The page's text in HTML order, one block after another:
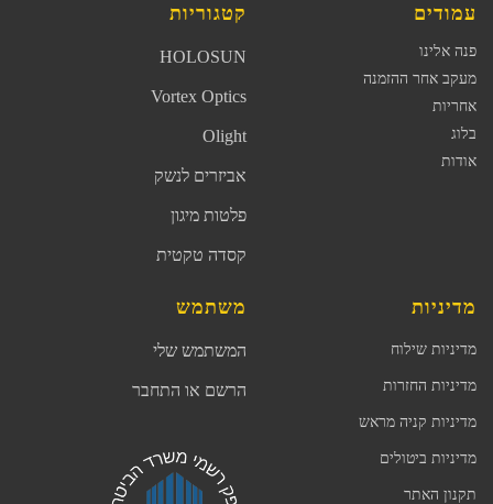
עמודים
פנה אלינו
מעקב אחר ההזמנה
אחריות
בלוג
אודות
קטגוריות
HOLOSUN
Vortex Optics
Olight
אביזרים לנשק
פלטות מיגון
קסדה טקטית
מדיניות
מדיניות שילוח
מדיניות החזרות
מדיניות קניה מראש
מדיניות ביטולים
תקנון האתר
משתמש
המשתמש שלי
הרשם או התחבר